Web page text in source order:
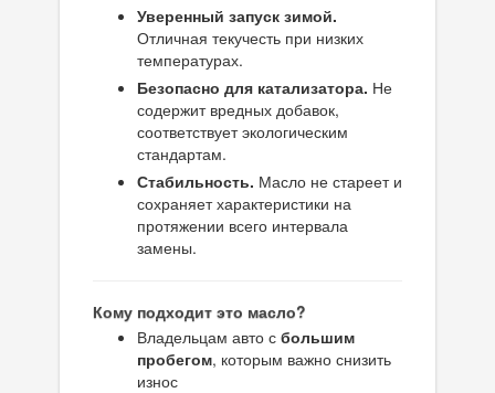
Уверенный запуск зимой.
Отличная текучесть при низких
температурах.
Безопасно для катализатора. Не
содержит вредных добавок,
соответствует экологическим
стандартам.
Стабильность. Масло не стареет и
сохраняет характеристики на
протяжении всего интервала
замены.
Кому подходит это масло?
Владельцам авто с большим
пробегом, которым важно снизить
износ